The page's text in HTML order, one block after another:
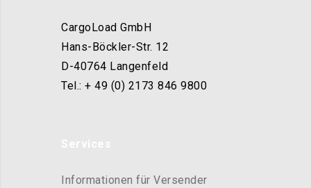
CargoLoad GmbH
Hans-Böckler-Str. 12
D-40764 Langenfeld
Tel.: + 49 (0) 2173 846 9800
Informationen für Versender